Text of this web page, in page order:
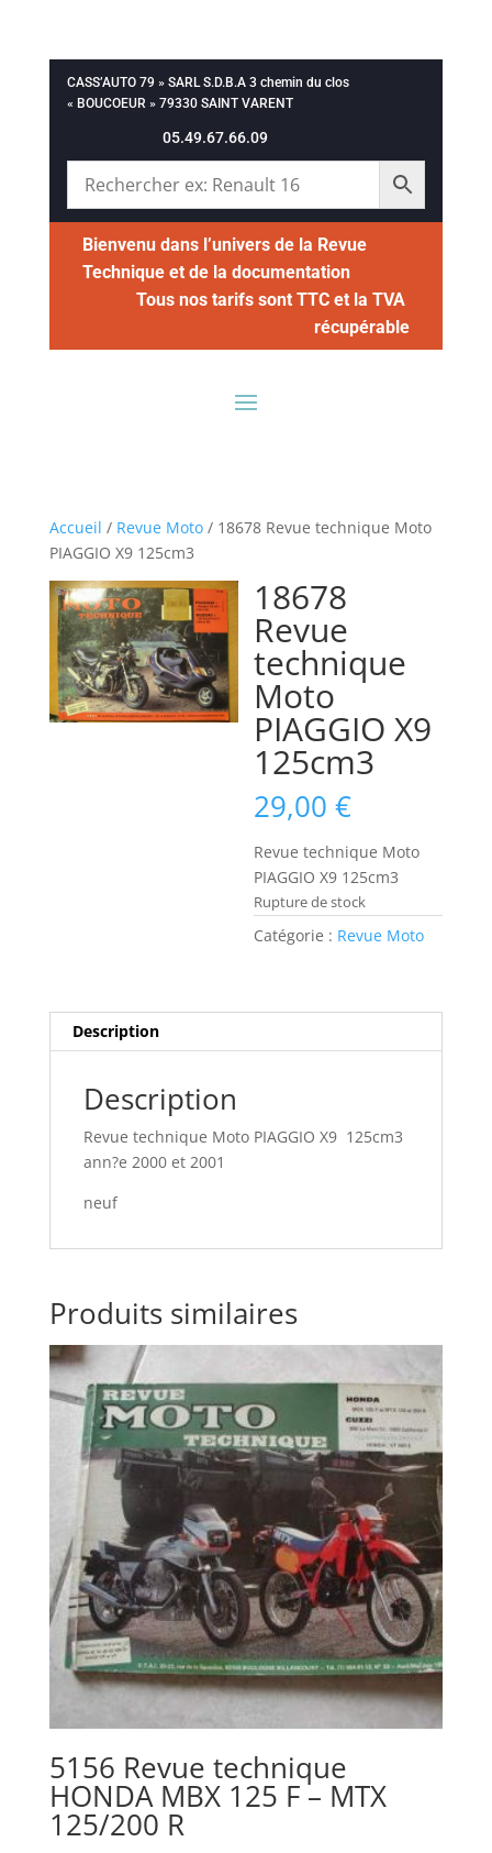
CASS’AUTO 79 » SARL S.D.B.A 3 chemin du clos
« BOUCOEUR » 79330 SAINT VARENT
05.49.67.66.09
Bienvenu dans l’univers de la Revue
Technique et de la documentation
Tous nos tarifs sont TTC et la TVA
récupérable
Accueil / Revue Moto/ 18678 Revue technique Moto
PIAGGIO X9 125cm3
18678
Revue
technique
Moto
PIAGGIO X9
125cm3
29,00€
Revue technique Moto
PIAGGIO X9 125cm3
Rupture de stock
Catégorie : Revue Moto
Description
Description
Revue technique Moto PIAGGIO X9 125cm3
ann?e 2000 et 2001
neuf
Produits similaires
5156 Revue technique
HONDA MBX 125 F – MTX
125/200 R